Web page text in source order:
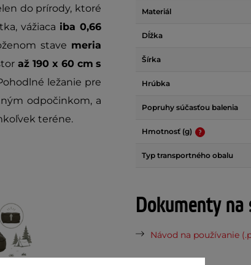
do prírody, ktoré
vážiaca iba 0,66
stave meria
až 190 x 60 cm s
ležanie pre
odpočinkom, a
teréne.
Materiál
Dĺžka
Šírka
Hrúbka
Popruhy súčasťou balenia
Hmotnosť (g)
Typ transportného obalu
Dokumenty
Návod na používanie